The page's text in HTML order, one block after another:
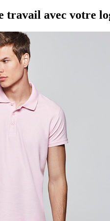
travail avec votre